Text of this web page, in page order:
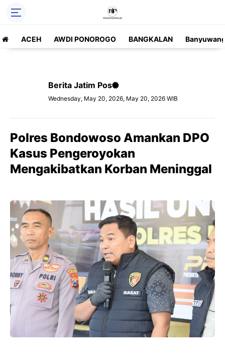
ACEH AWDI PONOROGO BANGKALAN
Berita Jatim Pos
Wednesday, May 20, 2026, May 20, 2026 WIB
Polres Bondowoso Amankan DPO
Kasus Pengeroyokan
Mengakibatkan Korban Meninggal